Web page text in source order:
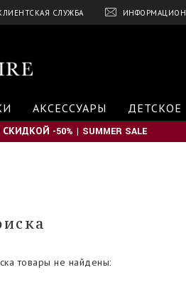
СЛУЖБА
l
o
n
a
АКСЕССУАРЫ ДЕТСКОЕ
-50% | SUMMER SALE
товары не найдены: